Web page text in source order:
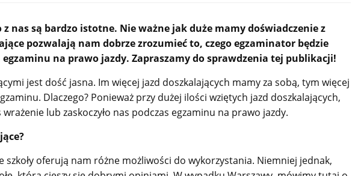
z nas są bardzo istotne. Nie ważne jak duże mamy doświadczenie z
pozwalają nam dobrze zrozumieć to, czego egzaminator będzie
egzaminu na prawo jazdy. Zapraszamy do sprawdzenia tej publikacji!
jest dość jasna. Im więcej jazd doszkalających mamy za sobą, tym więcej
Dlaczego? Ponieważ przy dużej ilości wziętych jazd doszkalających,
lub zaskoczyło nas podczas egzaminu na prawo jazdy.
szkoły oferują nam różne możliwości do wykorzystania. Niemniej jednak,